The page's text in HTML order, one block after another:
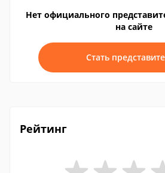
Нет официального
на сайте
Стать
Рейтинг